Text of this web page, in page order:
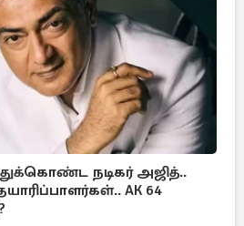
நடிகர் அஜித்..
தயாரிப்பாளர்கள்.. AK 64